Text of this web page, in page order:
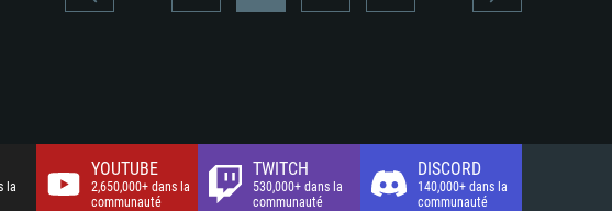
la
YOUTUBE
2,650,000+ dans la
communauté
TWITCH
530,000+ dans la
communauté
DISCORD
140,000+ dans la
communauté